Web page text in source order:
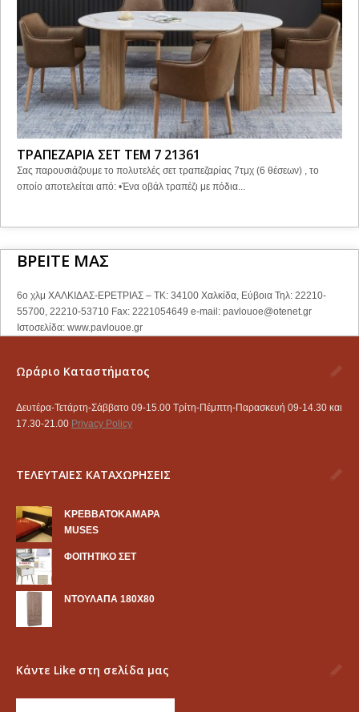
ΤΡΑΠΕΖΑΡΙΑ ΣΕΤ ΤΕΜ 7 21361
Σας παρουσιάζουμε το πολυτελές σετ τραπεζαρίας 7τμχ (6 θέσεων) , το
οποίο αποτελείται από: •Ένα οβάλ τραπέζι με πόδια...
ΒΡΕΙΤΕ ΜΑΣ
6ο χλμ ΧΑΛΚΙΔΑΣ-ΕΡΕΤΡΙΑΣ – ΤΚ: 34100 Χαλκίδα, Εύβοια Τηλ: 22210-
55700, 22210-53710 Fax: 2221054649 e-mail: pavlouoe@otenet.gr
Ιστοσελίδα: www.pavlouoe.gr
Ωράριο Καταστήματος
Δευτέρα-Τετάρτη-Σάββατο 09-15.00 Τρίτη-Πέμπτη-Παρασκευή 09-14.30 και
17.30-21.00 Privacy Policy
ΤΕΛΕΥΤΑΙΕΣ ΚΑΤΑΧΩΡΗΣΕΙΣ
KΡΕΒΒΑΤΟΚΑΜΑΡΑ
MUSES
ΦΟΙΤΗΤΙΚΟ ΣΕΤ
ΝΤΟΥΛΑΠΑ 180Χ80
Κάντε Like στη σελίδα μας